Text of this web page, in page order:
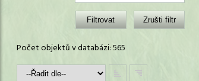
Počet objektů v databázi: 565